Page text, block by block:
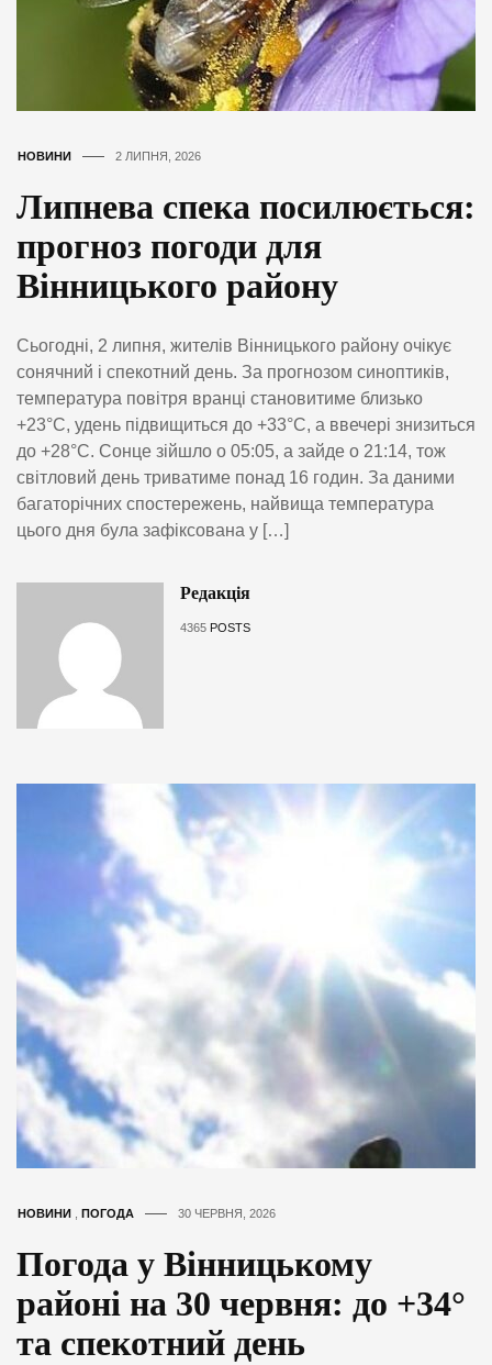
НОВИНИ 2 ЛИПНЯ, 2026
Липнева спека посилюється:
прогноз погоди для
Вінницького району
Сьогодні, 2 липня, жителів Вінницького району очікує
сонячний і спекотний день. За прогнозом синоптиків,
температура повітря вранці становитиме близько
+23°C, удень підвищиться до +33°C, а ввечері знизиться
до +28°C. Сонце зійшло о 05:05, а зайде о 21:14, тож
світловий день триватиме понад 16 годин. За даними
багаторічних спостережень, найвища температура
цього дня була зафіксована у […]
Редакція
4365 POSTS
НОВИНИ , ПОГОДА 30 ЧЕРВНЯ, 2026
Погода у Вінницькому
районі на 30 червня: до +34°
та спекотний день